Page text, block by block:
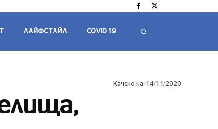
ЛАЙФСТАЙЛ COVID 19
Качено на: 14/11/2020